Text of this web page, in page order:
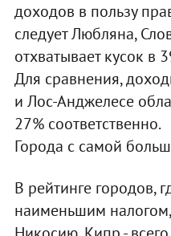
доходов в пользу
следует Любляна,
отхватывает кусок в
Для сравнения,
и Лос-Анджелесе
27% соответственно.
Города с самой
В рейтинге городов,
наименьшим